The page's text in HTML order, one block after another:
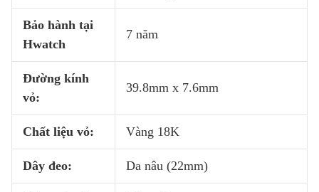
Bảo hành tại
Hwatch
7 năm
Đường kính
vỏ:
39.8mm x 7.6mm
Chất liệu vỏ: Vàng 18K
Dây đeo: Da nâu (22mm)